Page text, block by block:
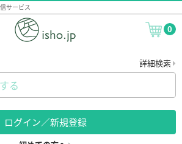
サービス
0
詳細検索
ログイン／新規登録